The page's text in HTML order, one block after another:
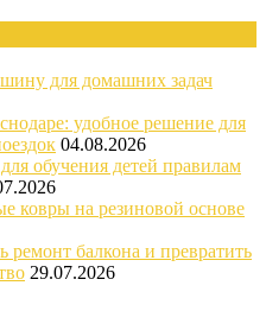
для домашних задач
удобное решение для
04.08.2026
обучения детей правилам
ковры на резиновой основе
балкона и превратить
29.07.2026